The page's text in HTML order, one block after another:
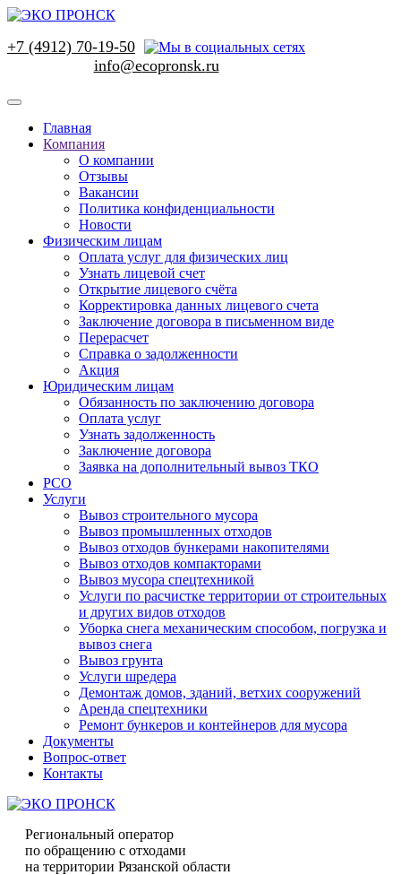
+7 (4912) 70-19-50
Главная
Компания
О компании
Отзывы
Вакансии
Политика конфиденциальности
Новости
Физическим лицам
Оплата услуг для физических лиц
Узнать лицевой счет
Открытие лицевого счёта
Корректировка данных лицевого счета
Заключение договора в письменном виде
Перерасчет
Справка о задолженности
Акция
Юридическим лицам
Обязанность по заключению договора
Оплата услуг
Узнать задолженность
Заключение договора
Заявка на дополнительный вывоз ТКО
РСО
Услуги
Вывоз строительного мусора
Вывоз промышленных отходов
Вывоз отходов бункерами накопителями
Вывоз отходов компакторами
Вывоз мусора спецтехникой
Услуги по расчистке территории от строительных
и других видов отходов
Уборка снега механическим способом, погрузка и
вывоз снега
Вывоз грунта
Услуги шредера
Демонтаж домов, зданий, ветхих сооружений
Аренда спецтехники
Ремонт бункеров и контейнеров для мусора
Документы
Вопрос-ответ
Контакты
Региональный оператор
по обращению с отходами
на территории Рязанской области